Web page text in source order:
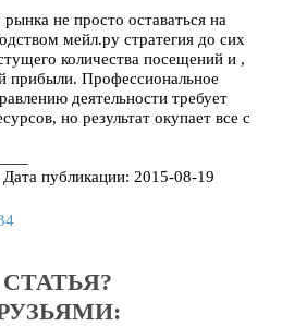
не просто оставаться на
мейл.ру стратегия до сих
количества посещений и ,
прибыли. Профессиональное
деятельности требует
но результат окупает все с
публикации: 2015-08-19